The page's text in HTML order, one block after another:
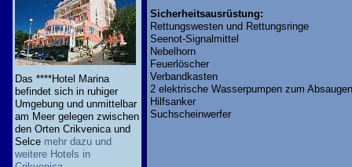
Das ****Hotel Marina
befindet sich in ruhiger
Umgebung und unmittelbar
am Meer gelegen zwischen
den Orten Crikvenica und
Selce mehr dazu und
weitere Hotels in
Sicherheitsausrüstung:
Rettungswesten und Rettungsringe
Seenot-Signalmittel
Nebelhorn
Feuerlöscher
Verbandkasten
2 elektrische Wasserpumpen zum
Hilfsanker
Suchscheinwerfer